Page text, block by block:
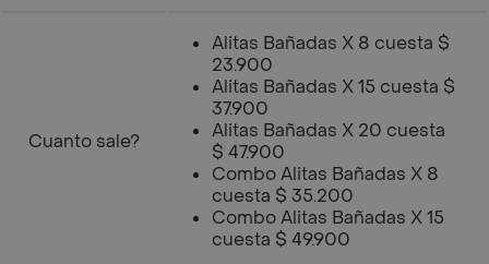
Cuanto sale?
Alitas Bañadas X 8 cuesta $
23.900
Alitas Bañadas X 15 cuesta $
37.900
Alitas Bañadas X 20 cuesta
$ 47.900
Combo Alitas Bañadas X 8
cuesta $ 35.200
Combo Alitas Bañadas X 15
cuesta $ 49.900